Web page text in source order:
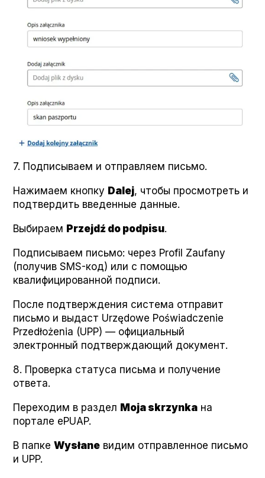
7. Подписываем и отправляем письмо.
Нажимаем кнопку Dalej, чтобы просмотреть и
подтвердить введенные данные.
Выбираем Prze­jdź do pod­pisu.
Подписываем письмо: через Pro­fil Zau­fany
(получив SMS-код) или с помощью
квалифицированной подписи.
После подтверждения система отправит
письмо и выдаст Urzę­dowe Poświad­cze­nie
Przedłoże­nia (UPP) — официальный
электронный подтверждающий документ.
8. Проверка статуса письма и получение
ответа.
Переходим в раздел Moja skrzyn­ka на
портале ePUAP.
В папкеWysłane видим отправленное письмо
и UPP.